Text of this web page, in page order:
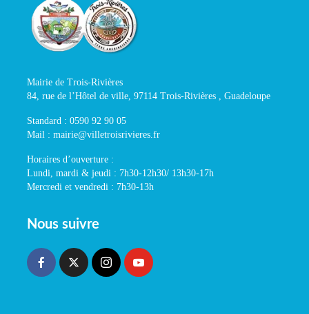
Mairie de Trois-Rivières
84, rue de l’Hôtel de ville, 97114 Trois-Rivières , Guadeloupe
Standard : 0590 92 90 05
Mail : mairie@villetroisrivieres.fr
Horaires d’ouverture :
Lundi, mardi & jeudi : 7h30-12h30/ 13h30-17h
Mercredi et vendredi : 7h30-13h
Nous suivre